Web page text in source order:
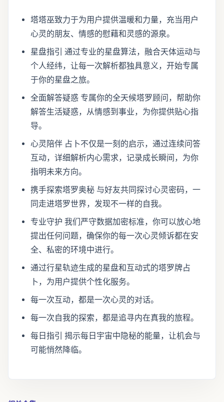
塔塔巫致力于为用户提供温暖和力量，充当用户
心灵的朋友、情感的慰藉和灵感的源泉。
星盘指引 通过专业的星盘算法，融合天体运动与
个人经纬，让每一次解析都独具意义，开始专属
于你的星盘之旅。
全面解答疑惑 专属你的全天候塔罗顾问，帮助你
解答生活疑惑，从情感到事业，为你提供贴心指
导。
心灵陪伴 占卜不仅是一刻的启示，通过连续问答
互动，详细解析内心需求，记录成长瞬间，为你
指明未来方向。
携手探索塔罗奥秘 与好友共同探讨心灵密码，一
同走进塔罗世界，发现不一样的自我。
专业守护 我们严守数据加密标准，你可以放心地
提出任何问题，确保你的每一次心灵倾诉都在安
全、私密的环境中进行。
通过行星轨迹生成的星盘和互动式的塔罗牌占
卜，为用户提供个性化服务。
每一次互动，都是一次心灵的对话。
每一次自我的探索，都是追寻内在真我的旅程。
每日指引 揭示每日宇宙中隐秘的能量，让机会与
可能悄然降临。